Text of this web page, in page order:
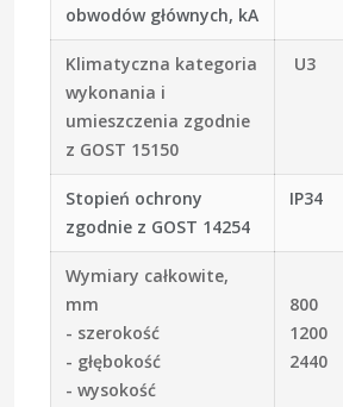
obwodów głównych, kA
Klimatyczna kategoria
wykonania i
umieszczenia zgodnie
z GOST 15150
U3
Stopień ochrony
zgodnie z GOST 14254
IP34
Wymiary całkowite,
mm
- szerokość
- głębokość
- wysokość
800
1200
2440